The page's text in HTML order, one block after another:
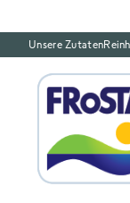
Unsere Zutaten